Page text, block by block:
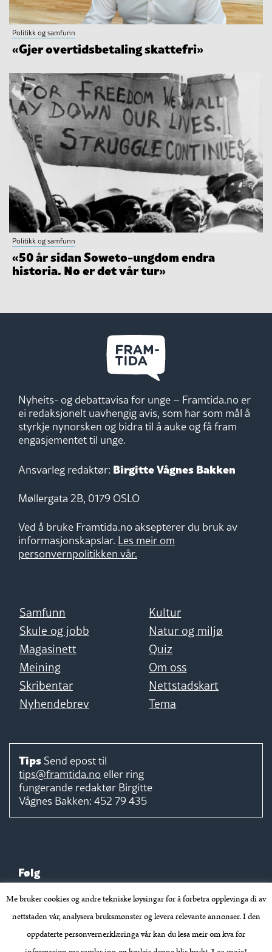
Politikk og samfunn
«Gjer overtidsbetaling skattefri»
Politikk og samfunn
«50 år sidan Soweto-ungdom endra
historia. No er det vår tur»
Nyheits- og debattavisa for unge – Framtida.no er
ei redaksjonelt uavhengig avis, som har som mål å
styrkje nynorsken og bidra til å auke og få fram
engasjementet til unge.
Ansvarleg redaktør: Birgitte Vågnes Bakken
Møllergata 2B, 0179 OSLO
Ved å bruke Framtida.no aksepterer du bruk av
informasjonskapslar. Les meir om
personvernpolitikken vår.
Samfunn
Kultur
Skule og jobb
Natur og miljø
Magasinett
Quiz
Meining
Om oss
Skribentar
Nettstadskart
Nyhendebrev
Tema
Følg
Tips Send epost til
tips@framtida.no eller ring
fungerande redaktør Birgitte
Vågnes Bakken: 452 79 435
Takk for støtta:
Me bruker cookies og andre tekniske løysingar for å forbetra opplevinga di av
nettstaden vår, analysera bruksmønster og levera relevante annonser. I den
oppdaterte personvernerklæringa vår kan du lesa meir om kva for